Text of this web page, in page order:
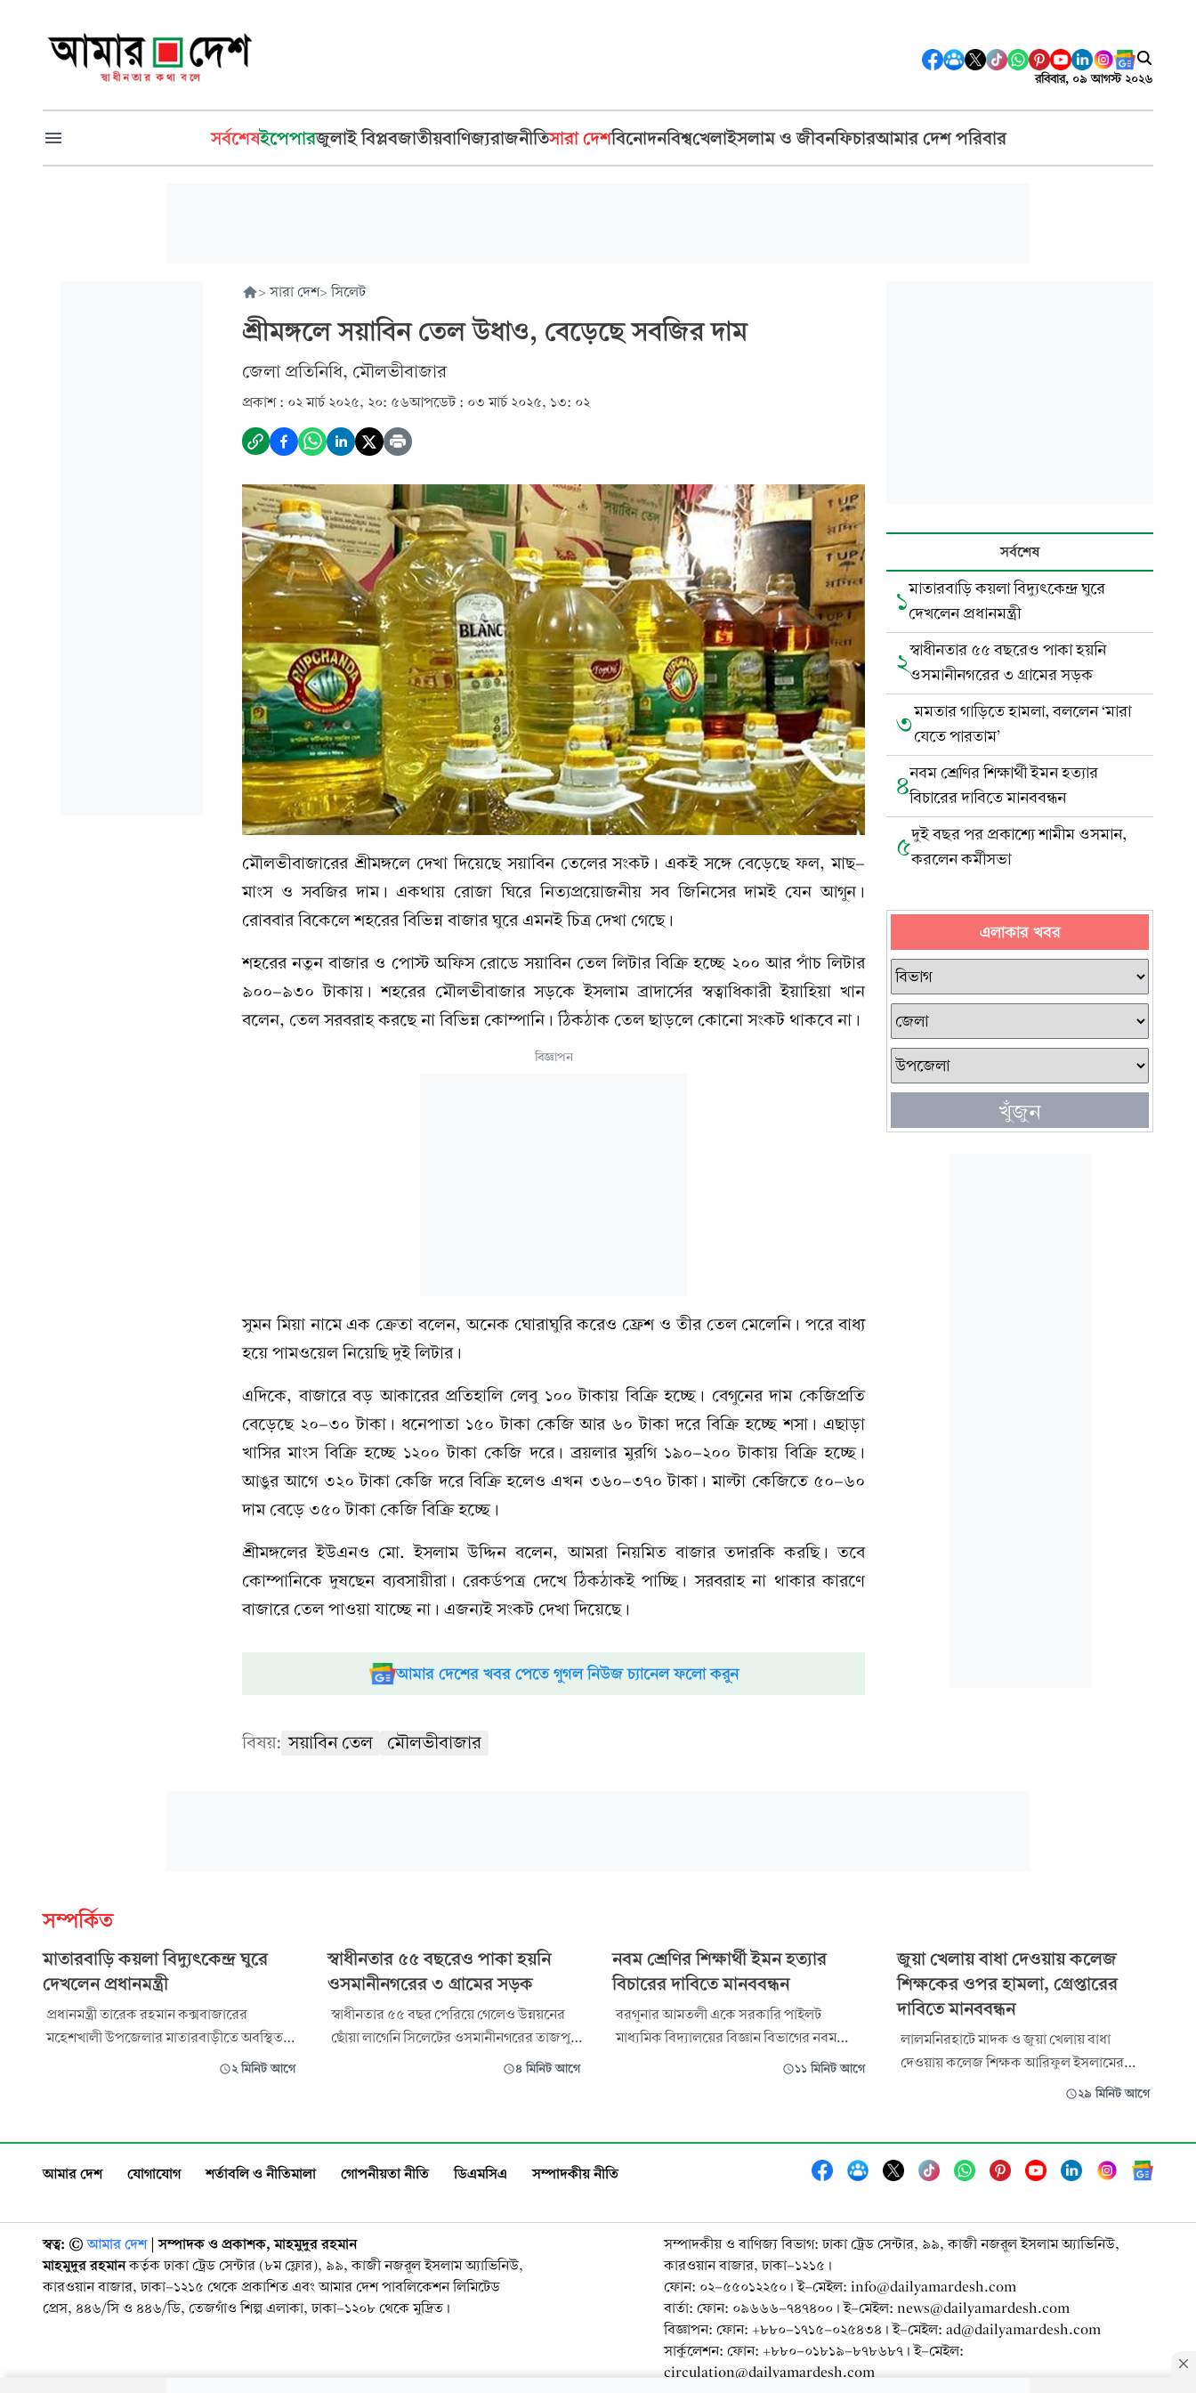
রবিবার, ০৯ আগস্ট ২০২৬
সর্বশেষইপেপারজুলাই বিপ্লবজাতীয়বাণিজ্যরাজনীতিসারা দেশবিনোদনবিশ্বখেলাইসলাম ও জীবনফিচারআমার দেশ পরিবার
> সারা দেশ> সিলেট
শ্রীমঙ্গলে সয়াবিন তেল উধাও, বেড়েছে সবজির দাম
জেলা প্রতিনিধি, মৌলভীবাজার
প্রকাশ : ০২ মার্চ ২০২৫, ২০: ৫৬আপডেট : ০৩ মার্চ ২০২৫, ১৩: ০২
মৌলভীবাজারের শ্রীমঙ্গলে দেখা দিয়েছে সয়াবিন তেলের সংকট। একই সঙ্গে বেড়েছে ফল, মাছ-
মাংস ও সবজির দাম। একথায় রোজা ঘিরে নিত্যপ্রয়োজনীয় সব জিনিসের দামই যেন আগুন।
রোববার বিকেলে শহরের বিভিন্ন বাজার ঘুরে এমনই চিত্র দেখা গেছে।
শহরের নতুন বাজার ও পোস্ট অফিস রোডে সয়াবিন তেল লিটার বিক্রি হচ্ছে ২০০ আর পাঁচ লিটার
৯০০-৯৩০ টাকায়। শহরের মৌলভীবাজার সড়কে ইসলাম ব্রাদার্সের স্বত্বাধিকারী ইয়াহিয়া খান
বলেন, তেল সরবরাহ করছে না বিভিন্ন কোম্পানি। ঠিকঠাক তেল ছাড়লে কোনো সংকট থাকবে না।
বিজ্ঞাপন
সুমন মিয়া নামে এক ক্রেতা বলেন, অনেক ঘোরাঘুরি করেও ফ্রেশ ও তীর তেল মেলেনি। পরে বাধ্য
হয়ে পামওয়েল নিয়েছি দুই লিটার।
এদিকে, বাজারে বড় আকারের প্রতিহালি লেবু ১০০ টাকায় বিক্রি হচ্ছে। বেগুনের দাম কেজিপ্রতি
বেড়েছে ২০-৩০ টাকা। ধনেপাতা ১৫০ টাকা কেজি আর ৬০ টাকা দরে বিক্রি হচ্ছে শসা। এছাড়া
খাসির মাংস বিক্রি হচ্ছে ১২০০ টাকা কেজি দরে। ব্রয়লার মুরগি ১৯০-২০০ টাকায় বিক্রি হচ্ছে।
আঙুর আগে ৩২০ টাকা কেজি দরে বিক্রি হলেও এখন ৩৬০-৩৭০ টাকা। মাল্টা কেজিতে ৫০-৬০
দাম বেড়ে ৩৫০ টাকা কেজি বিক্রি হচ্ছে।
শ্রীমঙ্গলের ইউএনও মো. ইসলাম উদ্দিন বলেন, আমরা নিয়মিত বাজার তদারকি করছি। তবে
কোম্পানিকে দুষছেন ব্যবসায়ীরা। রেকর্ডপত্র দেখে ঠিকঠাকই পাচ্ছি। সরবরাহ না থাকার কারণে
বাজারে তেল পাওয়া যাচ্ছে না। এজন্যই সংকট দেখা দিয়েছে।
আমার দেশের খবর পেতে গুগল নিউজ চ্যানেল ফলো করুন
বিষয়: সয়াবিন তেল মৌলভীবাজার
সর্বশেষ
১মাতারবাড়ি কয়লা বিদ্যুৎকেন্দ্র ঘুরে
দেখলেন প্রধানমন্ত্রী
২স্বাধীনতার ৫৫ বছরেও পাকা হয়নি
ওসমানীনগরের ৩ গ্রামের সড়ক
৩মমতার গাড়িতে হামলা, বললেন ‘মারা
যেতে পারতাম’
৪নবম শ্রেণির শিক্ষার্থী ইমন হত্যার
বিচারের দাবিতে মানববন্ধন
৫দুই বছর পর প্রকাশ্যে শামীম ওসমান,
করলেন কর্মীসভা
এলাকার খবর
খুঁজুন
সম্পর্কিত
মাতারবাড়ি কয়লা বিদ্যুৎকেন্দ্র ঘুরে
দেখলেন প্রধানমন্ত্রী
প্রধানমন্ত্রী তারেক রহমান কক্সবাজারের
মহেশখালী উপজেলার মাতারবাড়ীতে অবস্থিত
প্রয়োজ
২ মিনিট আগে
স্বাধীনতার ৫৫ বছরেও পাকা হয়নি
ওসমানীনগরের ৩ গ্রামের সড়ক
স্বাধীনতার ৫৫ বছর পেরিয়ে গেলেও উন্নয়নের
ছোঁয়া লাগেনি সিলেটের ওসমানীনগরের তাজপুর
ইউনিয়নের তিন গ্রামের মানুষের যোগাযোগ৪ মিনিট আগে
নবম শ্রেণির শিক্ষার্থী ইমন হত্যার
বিচারের দাবিতে মানববন্ধন
বরগুনার আমতলী একে সরকারি পাইলট
মাধ্যমিক বিদ্যালয়ের বিজ্ঞান বিভাগের নবম
শ্রেণীর ছাত্র ইমন হত্যার বিচারের দাবিতে
চৌরাস্তা চত্বরে ম
১১ মিনিট আগে
জুয়া খেলায় বাধা দেওয়ায় কলেজ
শিক্ষকের ওপর হামলা, গ্রেপ্তারের
দাবিতে মানববন্ধন
লালমনিরহাটে মাদক ও জুয়া খেলায় বাধা
দেওয়ায় কলেজ শিক্ষক আরিফুল ইসলামের
(৩৫) ওপর হামলার প্রতিবাদে মানববন্ধন
মোগলহাট টেম্পু স্ট্যান্ড সড়কে এ মানববন্ধন
২৯ মিনিট আগে
আমার দেশ যোগাযোগ শর্তাবলি ও নীতিমালা গোপনীয়তা নীতি ডিএমসিএ সম্পাদকীয় নীতি
স্বত্ব: ©️ আমার দেশ| সম্পাদক ও প্রকাশক, মাহমুদুর রহমান
মাহমুদুর রহমানকর্তৃক ঢাকা ট্রেড সেন্টার (৮ম ফ্লোর), ৯৯, কাজী নজরুল ইসলাম অ্যাভিনিউ,
কারওয়ান বাজার, ঢাকা-১২১৫ থেকে প্রকাশিত এবং আমার দেশ পাবলিকেশন লিমিটেড
প্রেস, ৪৪৬/সি ও ৪৪৬/ডি, তেজগাঁও শিল্প এলাকা, ঢাকা-১২০৮ থেকে মুদ্রিত।
সম্পাদকীয় ও বাণিজ্য বিভাগ: ঢাকা ট্রেড সেন্টার, ৯৯, কাজী নজরুল ইসলাম অ্যাভিনিউ,
কারওয়ান বাজার, ঢাকা-১২১৫।
ফোন: ০২-৫৫০১২২৫০। ই-মেইল: info@dailyamardesh.com
বার্তা: ফোন: ০৯৬৬৬-৭৪৭৪০০। ই-মেইল: news@dailyamardesh.com
বিজ্ঞাপন: ফোন: +৮৮০-১৭১৫-০২৫৪৩৪ । ই-মেইল: ad@dailyamardesh.com
সার্কুলেশন: ফোন: +৮৮০-০১৮১৯-৮৭৮৬৮৭ । ই-মেইল:
circulation@dailyamardesh.com